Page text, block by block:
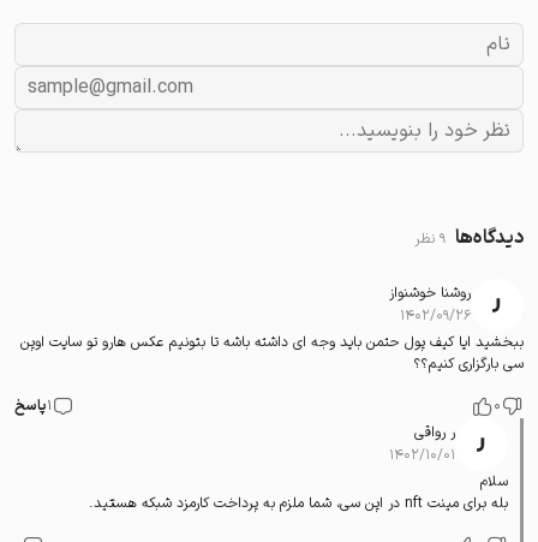
دیدگاه‌ها 9 نظر
روشنا خوشنواز
۱۴۰۲/۰۹/۲۶
ببخشید ایا کیف پول حتمن باید وجه ای داشته باشه تا بتونیم عکس هارو تو سایت اوپن
سی بارگزاری کنیم؟؟
0
1پاسخ
ر رواقی
۱۴۰۲/۱۰/۰۱
سلام
بله برای مینت nft در اپن سی، شما ملزم به پرداخت کارمزد شبکه هستید.